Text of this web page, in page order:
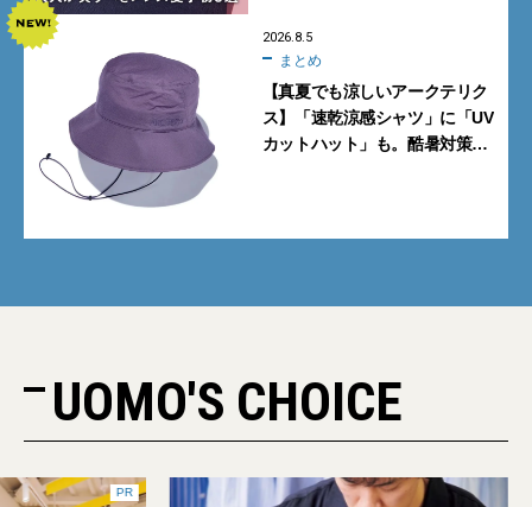
2026.8.5
まとめ
【真夏でも涼しいアークテリク
ス】「速乾涼感シャツ」に「UV
カットハット」も。酷暑対策に
UOMO'S CHOICE
PR